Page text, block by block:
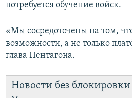
потребуется обучение войск.
«Мы сосредоточены на том,
возможности, а не только
глава Пентагона.
Новости без